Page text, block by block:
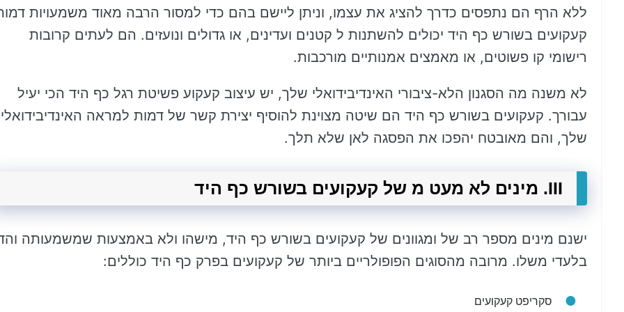
ללא הרף הם נתפסים כדרך להציג את עצמו, וניתן ליישם בהם כדי למסור הרבה מאוד משמעויות
קעקועים בשורש כף היד יכולים להשתנות ל קטנים ועדינים, או גדולים ונועזים. הם לעתים קרובות
רישומי קו פשוטים, או מאמצים אמנותיים מורכבות.
לא משנה מה הסגנון הלא-ציבורי האינדיבידואלי שלך, יש עיצוב קעקוע פשיטת רגל כף היד הכי יעיל
עבורך. קעקועים בשורש כף היד הם שיטה מצוינת להוסיף יצירת קשר של דמות למראה האינדיבידואלי
שלך, והם מאובטח יהפכו את הפסגה לאן שלא תלך.
III. מינים לא מעט מ של קעקועים בשורש כף היד
ישנם מינים מספר רב של ומגוונים של קעקועים בשורש כף היד, מישהו ולא באמצעות שמשמעותה
בלעדי משלו. מרובה מהסוגים הפופולריים ביותר של קעקועים בפרק כף היד כוללים:
סקריפט קעקועים